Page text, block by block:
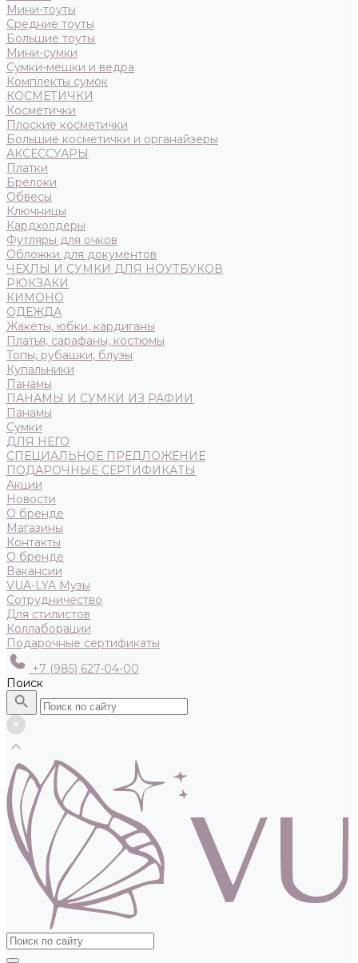
Мини-тоуты
Средние тоуты
Большие тоуты
Мини-сумки
Сумки-мешки и ведра
Комплекты сумок
КОСМЕТИЧКИ
Косметички
Плоские косметички
Большие косметички и органайзеры
АКСЕССУАРЫ
Платки
Брелоки
Обвесы
Ключницы
Кардхолдеры
Футляры для очков
Обложки для документов
ЧЕХЛЫ И СУМКИ ДЛЯ НОУТБУКОВ
РЮКЗАКИ
КИМОНО
ОДЕЖДА
Жакеты, юбки, кардиганы
Платья, сарафаны, костюмы
Топы, рубашки, блузы
Купальники
Панамы
ПАНАМЫ И СУМКИ ИЗ РАФИИ
Панамы
Сумки
ДЛЯ НЕГО
СПЕЦИАЛЬНОЕ ПРЕДЛОЖЕНИЕ
ПОДАРОЧНЫЕ СЕРТИФИКАТЫ
Акции
Новости
О бренде
Магазины
Контакты
О бренде
Вакансии
VUA-LYA Музы
Сотрудничество
Для стилистов
Коллаборации
Подарочные сертификаты
+7 (985) 627-04-00
Поиск